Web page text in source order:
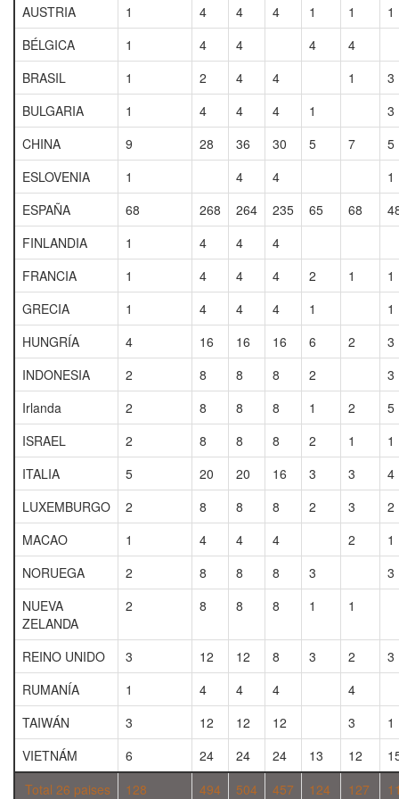
AUSTRIA
1 4 4 4 1 1
1
BÉLGICA
1 4 4 4
4
BRASIL
1 2 4 4 1
3
BULGARIA
1 4 4 4 1
3
CHINA
9 28 36 30 5 7
5
ESLOVENIA
1 4 4
1
ESPAÑA
68 268 264 235 65 68
FINLANDIA
1 4 4
4
FRANCIA
1 4 4 4 2 1
1
GRECIA
1 4 4 4 1
1
HUNGRÍA
4 16 16 16 6 2
3
INDONESIA
2 8 8 8 2
3
Irlanda
2 8 8 8 1 2
5
ISRAEL
2 8 8 8 2 1
1
ITALIA
5 20 20 16 3 3
4
LUXEMBURGO
2 8 8 8 2 3
2
MACAO
1 4 4 4 2
1
NORUEGA
2 8 8 8 3
3
NUEVA
ZELANDA
2 8 8 8 1 1
REINO UNIDO 3 12 12 8 3 2
3
RUMANÍA
1 4 4 4
4
TAIWÁN
3 12 12 12 3
1
VIETNÁM
6 24 24 24 13 12
Total 26 paises
128 494 504 457 124 127